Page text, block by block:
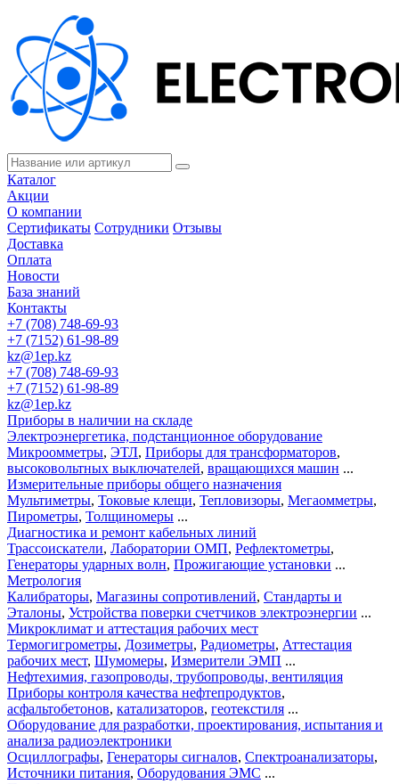
Каталог
Акции
О компании
Сертификаты Сотрудники Отзывы
Доставка
Оплата
Новости
База знаний
Контакты
+7 (708) 748-69-93
+7 (7152) 61-98-89
kz@1ep.kz
+7 (708) 748-69-93
+7 (7152) 61-98-89
kz@1ep.kz
Приборы в наличии на складе
Электроэнергетика, подстанционное оборудование
Микроомметры, ЭТЛ, Приборы для трансформаторов,
высоковольтных выключателей, вращающихся машин ...
Измерительные приборы общего назначения
Мультиметры, Токовые клещи, Тепловизоры, Мегаомметры,
Пирометры, Толщиномеры ...
Диагностика и ремонт кабельных линий
Трассоискатели, Лаборатории ОМП, Рефлектометры,
Генераторы ударных волн, Прожигающие установки ...
Метрология
Калибраторы, Магазины сопротивлений, Стандарты и
Эталоны, Устройства поверки счетчиков электроэнергии ...
Микроклимат и аттестация рабочих мест
Термогигрометры, Дозиметры, Радиометры, Аттестация
рабочих мест, Шумомеры, Измерители ЭМП ...
Нефтехимия, газопроводы, трубопроводы, вентиляция
Приборы контроля качества нефтепродуктов,
асфальтобетонов, катализаторов, геотекстиля ...
Оборудование для разработки, проектирования, испытания и
анализа радиоэлектроники
Осциллографы, Генераторы сигналов, Спектроанализаторы,
Источники питания, Оборудования ЭМС ...